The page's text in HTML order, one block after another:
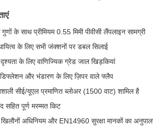
के साथ प्रीमियम 0.55 मिमी पीवीसी लैंपलाइन सामग्री
के लिए सभी जंक्शनों पर डबल सिलाई
के लिए वाणिज्यिक ग्रेड जाल खिड़कियां
और भंडारण के लिए ज़िपर वाले फ्लैप
सीई/यूएल प्रमाणित ब्लोअर (1500 वाट) शामिल है
सहित पूर्ण मरम्मत किट
अधिनियम और EN14960 सुरक्षा मानकों का